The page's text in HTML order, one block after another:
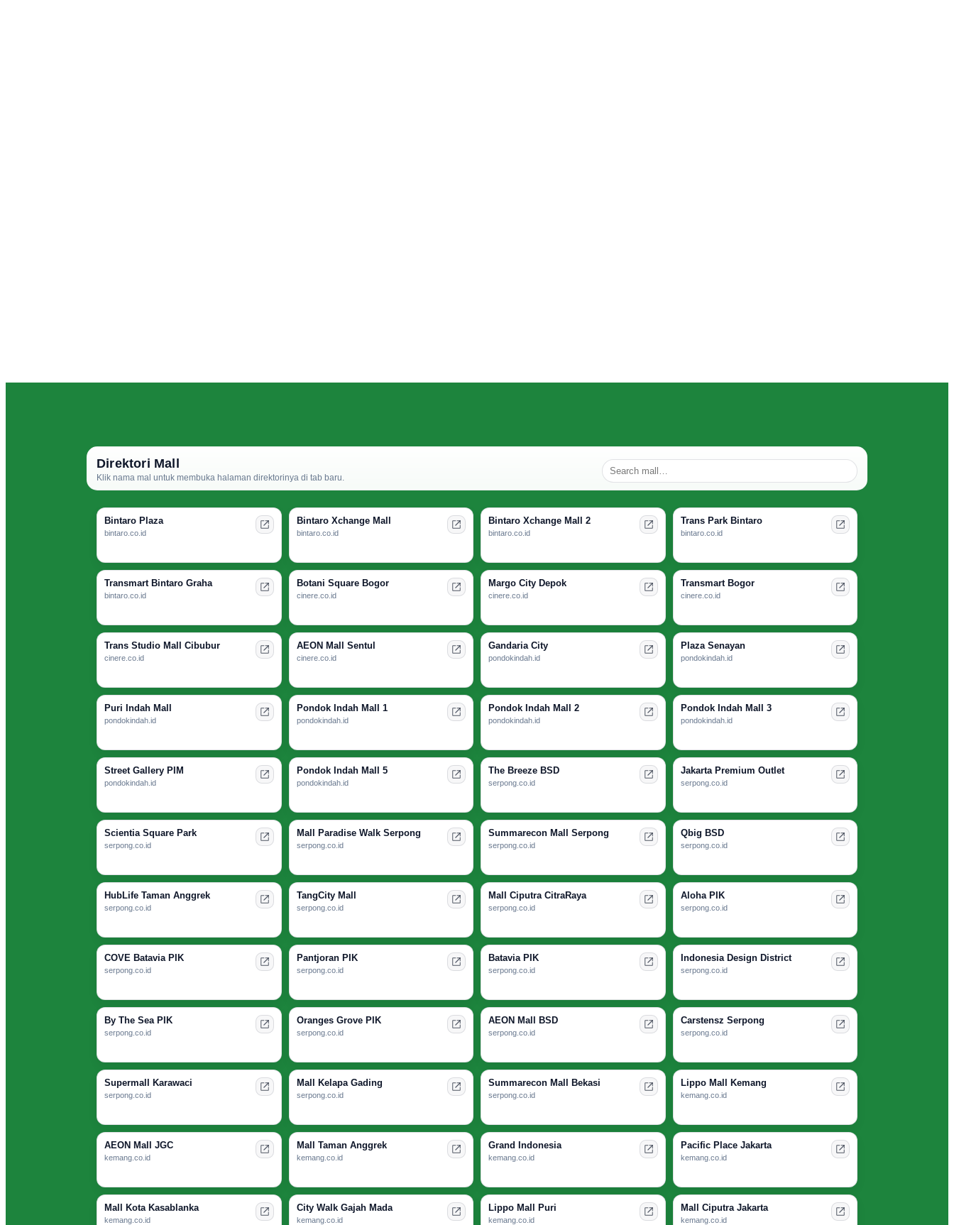
Direktori Mall
Klik nama mal untuk membuka halaman direktorinya di tab baru.
Bintaro Plaza
bintaro.co.id
Bintaro Xchange Mall
bintaro.co.id
Bintaro Xchange Mall 2
bintaro.co.id
Trans Park Bintaro
bintaro.co.id
Transmart Bintaro Graha
bintaro.co.id
Botani Square Bogor
cinere.co.id
Margo City Depok
cinere.co.id
Transmart Bogor
cinere.co.id
Trans Studio Mall Cibubur
cinere.co.id
AEON Mall Sentul
cinere.co.id
Gandaria City
pondokindah.id
Plaza Senayan
pondokindah.id
Puri Indah Mall
pondokindah.id
Pondok Indah Mall 1
pondokindah.id
Pondok Indah Mall 2
pondokindah.id
Pondok Indah Mall 3
pondokindah.id
Street Gallery PIM
pondokindah.id
Pondok Indah Mall 5
pondokindah.id
The Breeze BSD
serpong.co.id
Jakarta Premium Outlet
serpong.co.id
Scientia Square Park
serpong.co.id
Mall Paradise Walk Serpong
serpong.co.id
Summarecon Mall Serpong
serpong.co.id
Qbig BSD
serpong.co.id
HubLife Taman Anggrek
serpong.co.id
TangCity Mall
serpong.co.id
Mall Ciputra CitraRaya
serpong.co.id
Aloha PIK
serpong.co.id
COVE Batavia PIK
serpong.co.id
Pantjoran PIK
serpong.co.id
Batavia PIK
serpong.co.id
Indonesia Design District
serpong.co.id
By The Sea PIK
serpong.co.id
Oranges Grove PIK
serpong.co.id
AEON Mall BSD
serpong.co.id
Carstensz Serpong
serpong.co.id
Supermall Karawaci
serpong.co.id
Mall Kelapa Gading
serpong.co.id
Summarecon Mall Bekasi
serpong.co.id
Lippo Mall Kemang
kemang.co.id
AEON Mall JGC
kemang.co.id
Mall Taman Anggrek
kemang.co.id
Grand Indonesia
kemang.co.id
Pacific Place Jakarta
kemang.co.id
Mall Kota Kasablanka
kemang.co.id
City Walk Gajah Mada
kemang.co.id
Lippo Mall Puri
kemang.co.id
Mall Ciputra Jakarta
kemang.co.id